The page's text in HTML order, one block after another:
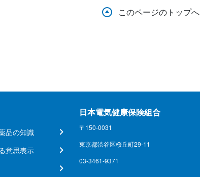
このページのトップへ
品の知識
意思表示
日本電気健康保険組合
〒150-0031
東京都渋谷区桜丘町29-11
03-3461-9371